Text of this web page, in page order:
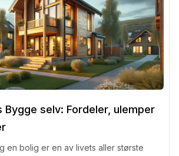
Bygge selv: Fordeler, ulemper
en bolig er en av livets aller største